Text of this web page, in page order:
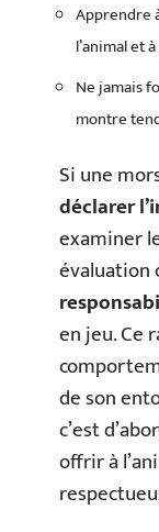
Apprendre
l’animal et
Ne jamais
montre
Si une
déclarer
examiner
évaluation
en jeu. Ce
de son
c’est
offrir à